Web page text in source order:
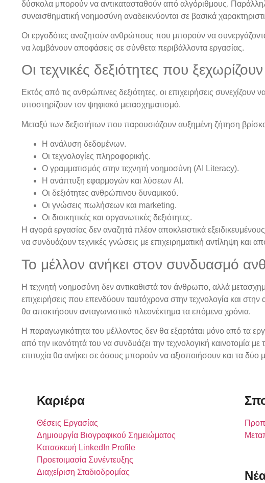
δύσκολα μπορούν να αντικατασταθούν από αλγόριθμους.
συναισθηματική νοημοσύνη αναδεικνύονται σε βασικά
Οι εργοδότες αναζητούν ανθρώπους που μπορούν να συνεργάζονται
να λαμβάνουν αποφάσεις σε σύνθετα περιβάλλοντα εργασίας.
Οι τεχνικές δεξιότητες που ξεχωρίζουν
Εκτός από τις ανθρώπινες δεξιότητες, οι επιχειρήσεις συνεχίζουν
υποστηρίζουν τον ψηφιακό μετασχηματισμό.
Μεταξύ των δεξιοτήτων που παρουσιάζουν αυξημένη ζήτηση
Η ανάλυση δεδομένων.
Οι τεχνολογίες πληροφορικής.
Ο γραμματισμός στην τεχνητή νοημοσύνη (AI Literacy).
Η ανάπτυξη εφαρμογών και λύσεων AI.
Οι δεξιότητες ανθρώπινου δυναμικού.
Οι γνώσεις πωλήσεων και marketing.
Οι διοικητικές και οργανωτικές δεξιότητες.
Η αγορά εργασίας δεν αναζητά πλέον αποκλειστικά
να συνδυάζουν τεχνικές γνώσεις με επιχειρηματική αντίληψη και
Το μέλλον ανήκει στον συνδυασμό
Η τεχνητή νοημοσύνη δεν αντικαθιστά τον άνθρωπο, αλλά
επιχειρήσεις που επενδύουν ταυτόχρονα στην τεχνολογία και
θα αποκτήσουν ανταγωνιστικό πλεονέκτημα τα επόμενα χρόνια.
Η παραγωγικότητα του μέλλοντος δεν θα εξαρτάται μόνο από τα
από την ικανότητά του να συνδυάζει την τεχνολογική καινοτομία
επιτυχία θα ανήκει σε όσους μπορούν να αξιοποιήσουν και τα δύο
Καριέρα
Θέσεις Εργασίας
Δημιουργία Βιογραφικού Σημειώματος
Κατασκευή LinkedIn Profile
Προετοιμασία Συνέντευξης
Διαχείριση Σταδιοδρομίας